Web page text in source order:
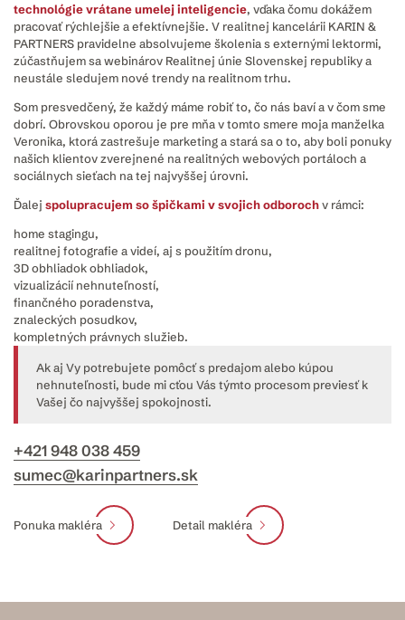
technológie vrátane umelej inteligencie, vďaka čomu dokážem
pracovať rýchlejšie a efektívnejšie. V realitnej kancelárii KARIN &
PARTNERS pravidelne absolvujeme školenia s externými lektormi,
zúčastňujem sa webinárov Realitnej únie Slovenskej republiky a
neustále sledujem nové trendy na realitnom trhu.
Som presvedčený, že každý máme robiť to, čo nás baví a v čom sme
dobrí. Obrovskou oporou je pre mňa v tomto smere moja manželka
Veronika, ktorá zastrešuje marketing a stará sa o to, aby boli ponuky
našich klientov zverejnené na realitných webových portáloch a
sociálnych sieťach na tej najvyššej úrovni.
Ďalej spolupracujem so špičkami v svojich odborochv rámci:
home stagingu,
realitnej fotografie a videí, aj s použitím dronu,
3D obhliadok obhliadok,
vizualizácií nehnuteľností,
finančného poradenstva,
znaleckých posudkov,
kompletných právnych služieb.
Ak aj Vy potrebujete pomôcť s predajom alebo kúpou
nehnuteľnosti, bude mi cťou Vás týmto procesom previesť k
Vašej čo najvyššej spokojnosti.
+421 948 038 459
sumec@karinpartners.sk
Ponuka makléra Detail makléra